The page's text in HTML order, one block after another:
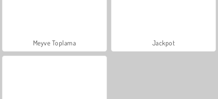
Meyve Toplama Jackpot